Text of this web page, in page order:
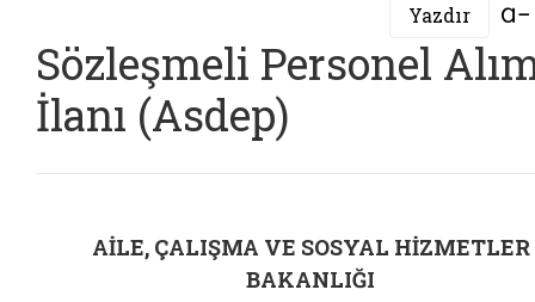
Yazdır
Sözleşmeli Personel
İlanı (Asdep)
AİLE, ÇALIŞMA VE SOSYAL HİZMETLER
BAKANLIĞI